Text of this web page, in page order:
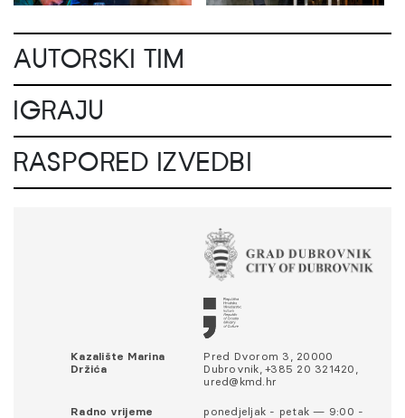
AUTORSKI TIM
IGRAJU
RASPORED IZVEDBI
Kazalište Marina
Držića
Pred Dvorom 3, 20000
Dubrovnik, +385 20 321420,
ured@kmd.hr
Radno vrijeme
ponedjeljak - petak — 9:00 -